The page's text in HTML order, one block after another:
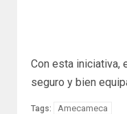
Con esta iniciativa,
seguro y bien
Tags: Amecameca